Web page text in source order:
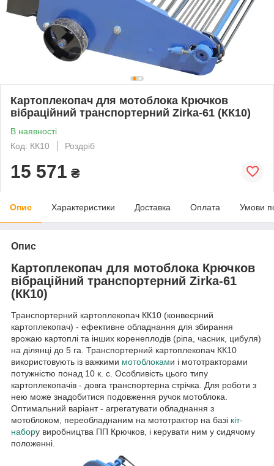
Картоплекопач для мотоблока Крючков
вібраційний транспортерний Zirka-61 (КК10)
В наявності
Код: КК10
Роздріб
15 571 ₴
Опис Характеристики Доставка Оплата Умови
Опис
Картоплекопач для мотоблока Крючков
вібраційний транспортерний Zirka-61
(КК10)
Транспортерний картоплекопач КК10 (конвеєрний
картоплекопач) - ефективне обладнання для збирання
врожаю картоплі та інших коренеплодів (ріпа, часник, цибуля)
на ділянці до 5 га. Транспортерний картоплекопач КК10
використовують із важкими мотоблоками і мототракторами
потужністю понад 10 к. с. Особливість цього типу
картоплекопачів - довга транспортерна стрічка. Для роботи з
нею може знадобитися подовження ручок мотоблока.
Оптимальний варіант - агрегатувати обладнання з
мотоблоком, переобладнаним на мототрактор на базі кіт-
набору виробництва ПП Крючков, і керувати ним у сидячому
положенні.